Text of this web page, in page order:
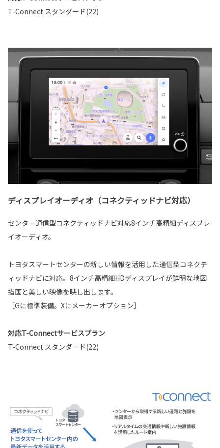
T-Connect スタンダード(22)
ディスプレイオーディオ（コネクティッドナビ対応）
センター通信型コネクティッドナビ対応8インチ高精細ディスプレ
イオーディオ。
トヨタスマートセンターの新しい情報を活用した通信型コネクテ
ィッドナビに対応。8インチ高精細HDディスプレイが鮮明な地図
描画と美しい映像を映し出します。
［Gに標準装備。Xにメーカーオプション］
対応T-Connectサービスプラン
T-Connect スタンダード(22)